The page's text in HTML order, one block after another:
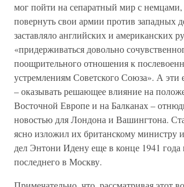
мог пойти на сепаратный мир с
повернуть свои армии против западных
заставляло английских и американских
«придерживаться довольно
поощрительного отношения к
устремлениям Советского Союза». А эти
– оказывать решающее влияние на
Восточной Европе и на Балканах –
новостью для Лондона и Вашингтона.
ясно изложил их британскому министру
дел Энтони Идену еще в конце 1941 года
последнего в Москву.